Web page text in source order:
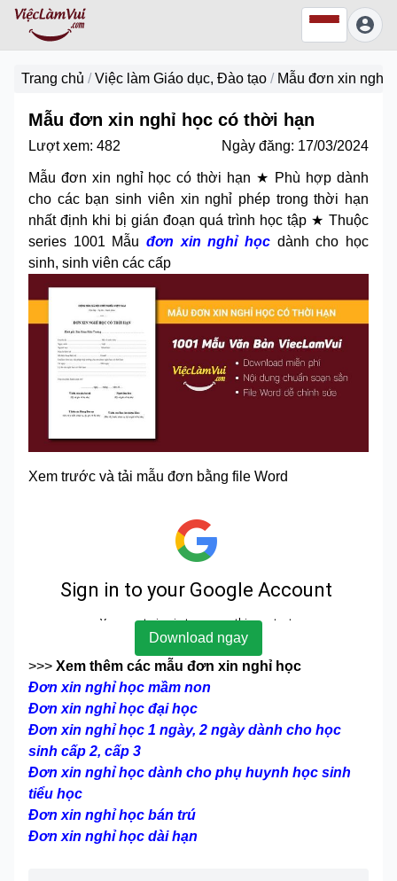
Trang chủ / Việc làm Giáo dục, Đào tạo / Mẫu đơn xin nghỉ
Mẫu đơn xin nghỉ học có thời hạn
Lượt xem: 482 Ngày đăng: 17/03/2024
Mẫu đơn xin nghỉ học có thời hạn ★ Phù hợp dành
cho các bạn sinh viên xin nghỉ phép trong thời hạn
nhất định khi bị gián đoạn quá trình học tập ★ Thuộc
series 1001 Mẫu đơn xin nghỉ học dành cho học
sinh, sinh viên các cấp
Xem trước và tải mẫu đơn bằng file Word
Download ngay
>>> Xem thêm các mẫu đơn xin nghỉ học
Đơn xin nghỉ học mầm non
Đơn xin nghỉ học đại học
Đơn xin nghỉ học 1 ngày, 2 ngày dành cho học
sinh cấp 2, cấp 3
Đơn xin nghỉ học dành cho phụ huynh học sinh
tiểu học
Đơn xin nghỉ học bán trú
Đơn xin nghỉ học dài hạn